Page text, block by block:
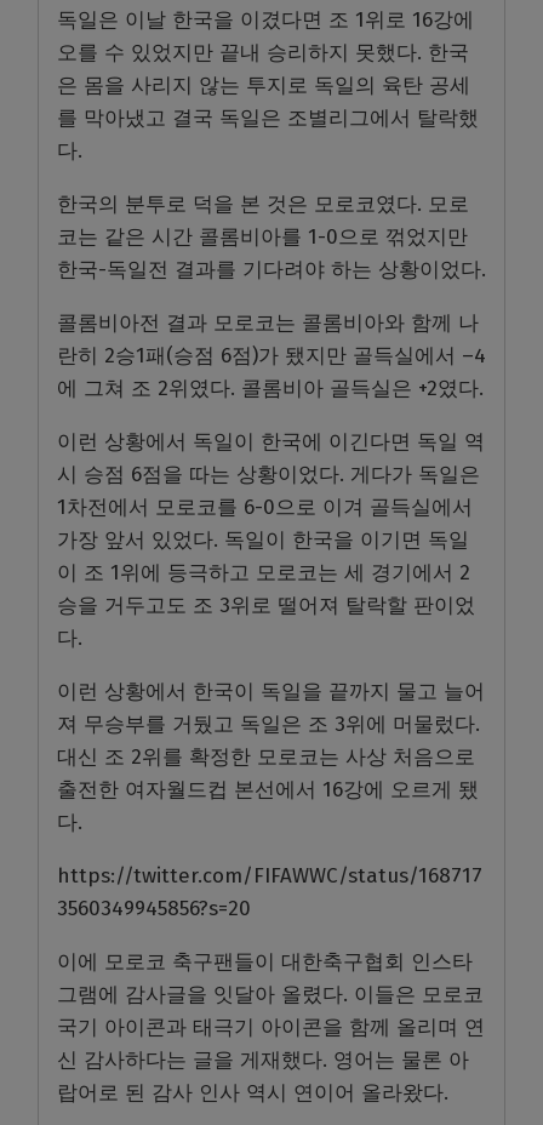
독일은 이날 한국을 이겼다면 조 1위로 16강에
오를 수 있었지만 끝내 승리하지 못했다. 한국
은 몸을 사리지 않는 투지로 독일의 육탄 공세
를 막아냈고 결국 독일은 조별리그에서 탈락했
다.
한국의 분투로 덕을 본 것은 모로코였다. 모로
코는 같은 시간 콜롬비아를 1-0으로 꺾었지만
한국-독일전 결과를 기다려야 하는 상황이었다.
콜롬비아전 결과 모로코는 콜롬비아와 함께 나
란히 2승1패(승점 6점)가 됐지만 골득실에서 –4
에 그쳐 조 2위였다. 콜롬비아 골득실은 +2였다.
이런 상황에서 독일이 한국에 이긴다면 독일 역
시 승점 6점을 따는 상황이었다. 게다가 독일은
1차전에서 모로코를 6-0으로 이겨 골득실에서
가장 앞서 있었다. 독일이 한국을 이기면 독일
이 조 1위에 등극하고 모로코는 세 경기에서 2
승을 거두고도 조 3위로 떨어져 탈락할 판이었
다.
이런 상황에서 한국이 독일을 끝까지 물고 늘어
져 무승부를 거뒀고 독일은 조 3위에 머물렀다.
대신 조 2위를 확정한 모로코는 사상 처음으로
출전한 여자월드컵 본선에서 16강에 오르게 됐
다.
https://twitter.com/FIFAWWC/status/168717
3560349945856?s=20
이에 모로코 축구팬들이 대한축구협회 인스타
그램에 감사글을 잇달아 올렸다. 이들은 모로코
국기 아이콘과 태극기 아이콘을 함께 올리며 연
신 감사하다는 글을 게재했다. 영어는 물론 아
랍어로 된 감사 인사 역시 연이어 올라왔다.